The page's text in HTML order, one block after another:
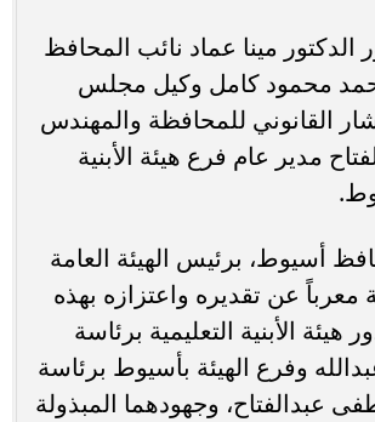
مينا عماد نائب المحافظ
محمود كامل وكيل مجلس
القانوني للمحافظة والمهندس
مدير عام فرع هيئة الأبنية
أسيوط، برئيس الهيئة العامة
معرباً عن تقديره واعتزازه بهذه
هيئة الأبنية التعليمية برئاسة
وفرع الهيئة بأسيوط برئاسة
عبدالفتاح، وجهودهما المبذولة